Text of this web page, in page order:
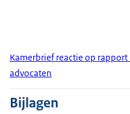
Kamerbrief reactie op rapport
advocaten
Bijlagen